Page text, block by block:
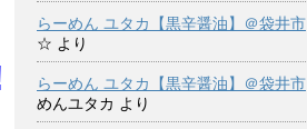
らーめん ユタカ【黒辛醤油】＠袋井市
☆ より
らーめん ユタカ【黒辛醤油】＠袋井市
めんユタカ より